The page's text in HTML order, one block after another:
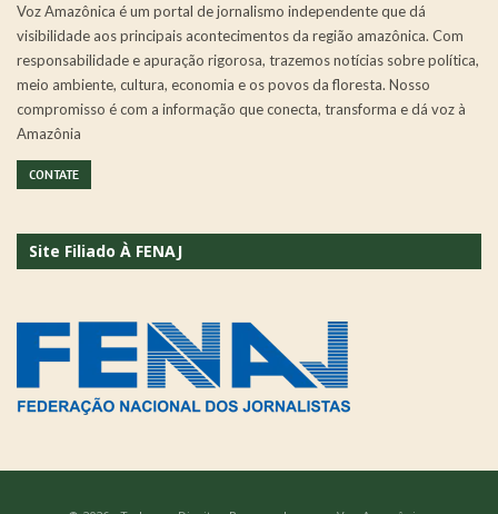
Voz Amazônica é um portal de jornalismo independente que dá
visibilidade aos principais acontecimentos da região amazônica. Com
responsabilidade e apuração rigorosa, trazemos notícias sobre política,
meio ambiente, cultura, economia e os povos da floresta. Nosso
compromisso é com a informação que conecta, transforma e dá voz à
Amazônia
CONTATE
Site Filiado À FENAJ